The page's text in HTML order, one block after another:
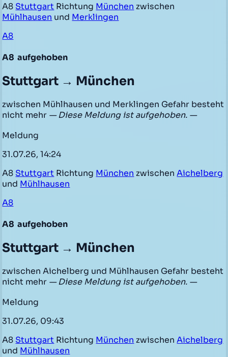
A8 Stuttgart Richtung München zwischen
Mühlhausen und Merklingen
A8
A8 aufgehoben
Stuttgart → München
zwischen Mühlhausen und Merklingen Gefahr besteht
nicht mehr — Diese Meldung ist aufgehoben. —
Meldung
31.07.26, 14:24
A8 Stuttgart Richtung München zwischenAichelberg
und Mühlhausen
A8
A8 aufgehoben
Stuttgart → München
zwischen Aichelberg und Mühlhausen Gefahr besteht
nicht mehr — Diese Meldung ist aufgehoben. —
Meldung
31.07.26, 09:43
A8 Stuttgart Richtung München zwischenAichelberg
und Mühlhausen